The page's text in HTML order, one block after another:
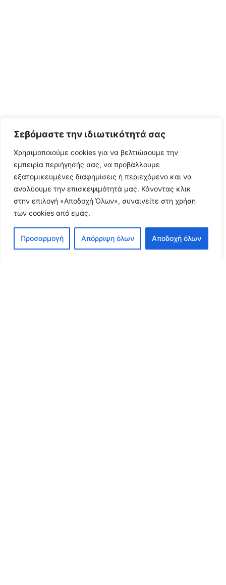
Σεβόμαστε την ιδιωτικότητά σας
Χρησιμοποιούμε cookies για να βελτιώσουμε την
εμπειρία περιήγησής σας, να προβάλλουμε
εξατομικευμένες διαφημίσεις ή περιεχόμενο και να
αναλύουμε την επισκεψιμότητά μας. Κάνοντας κλικ
στην επιλογή «Αποδοχή Όλων», συναινείτε στη χρήση
των cookies από εμάς.
Προσαρμογή Απόρριψη όλων Αποδοχή όλων